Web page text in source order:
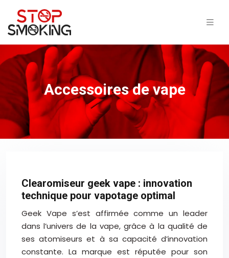
Accessoires de vape
Clearomiseur geek vape : innovation
technique pour vapotage optimal
Geek Vape s’est affirmée comme un leader
dans l’univers de la vape, grâce à la qualité de
ses atomiseurs et à sa capacité d’innovation
constante. La marque est réputée pour son